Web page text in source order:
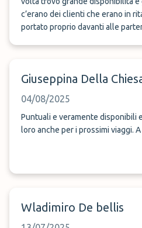
c’erano dei clienti che erano in
portato proprio davanti alle
un anno fa ero arrivata con un
napoletani si è rivelata
First parking mi ha visto
è salito su uno scooter e mi ha
Giuseppina Della
04/08/2025
Puntuali e veramente disponibili
loro
Wladimiro De bellis